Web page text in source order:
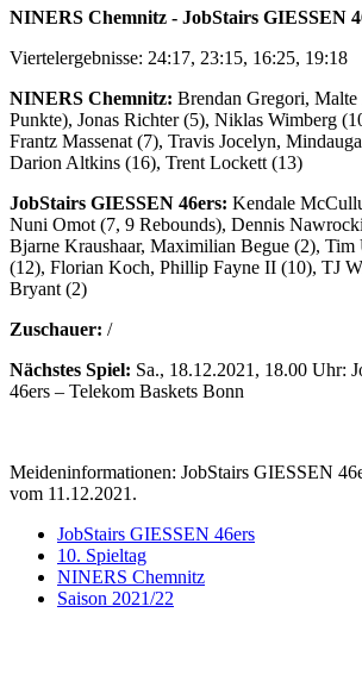
NINERS Chemnitz - JobStairs GIESSEN
Viertelergebnisse: 24:17, 23:15, 16:25, 19:18
NINERS Chemnitz: Brendan Gregori, Malte
Punkte), Jonas Richter (5), Niklas Wimberg
Frantz Massenat (7), Travis Jocelyn,
Darion Altkins (16), Trent Lockett (13)
JobStairs GIESSEN 46ers: Kendale
Nuni Omot (7, 9 Rebounds), Dennis
Bjarne Kraushaar, Maximilian Begue (2), Tim
(12), Florian Koch, Phillip Fayne II (10), TJ
Bryant (2)
Zuschauer: /
Nächstes Spiel: Sa., 18.12.2021, 18.00 Uhr:
46ers – Telekom Baskets Bonn
Meideninformationen: JobStairs GIESSEN
vom 11.12.2021.
JobStairs GIESSEN 46ers
10. Spieltag
NINERS Chemnitz
Saison 2021/22